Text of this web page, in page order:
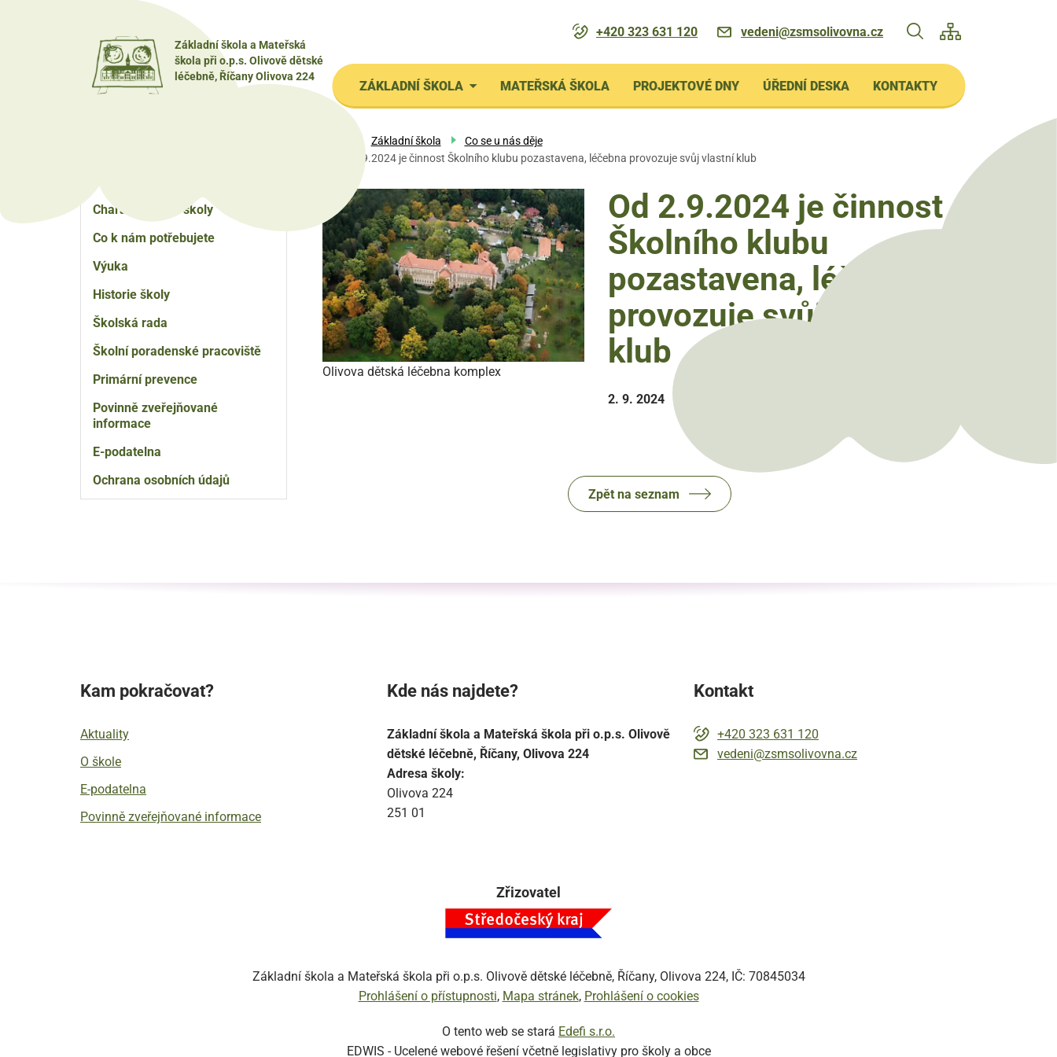
Základní škola a Mateřská
škola při o.p.s. Olivově dětské
léčebně, Říčany Olivova 224
+420 323 631 120 vedeni@zsmsolivovna.cz
Menu
navigace
ZÁKLADNÍ ŠKOLA MATEŘSKÁ ŠKOLA PROJEKTOVÉ DNY ÚŘEDNÍ DESKA KONTAKTY
Charakteristika školy
Co k nám potřebujete
Výuka
Historie školy
Školská rada
Školní poradenské pracoviště
Primární prevence
Povinně zveřejňované
informace
E-podatelna
Ochrana osobních údajů
Základní škola
Co se u nás děje
Od 2.9.2024 je činnost Školního klubu pozastavena, léčebna provozuje svůj vlastní klub
Olivova dětská léčebna komplex
Od 2.9.2024 je činnost
Školního klubu
pozastavena, léčebna
provozuje svůj vlastní
klub
2. 9. 2024
Zpět na seznam
Kam pokračovat?
Aktuality
O škole
E-podatelna
Povinně zveřejňované informace
Kde nás najdete?
Základní škola a Mateřská škola při o.p.s. Olivově
dětské léčebně, Říčany, Olivova 224
Adresa školy:
Olivova 224
251 01
Kontakt
+420 323 631 120
vedeni@zsmsolivovna.cz
Zřizovatel
Základní škola a Mateřská škola při o.p.s. Olivově dětské léčebně, Říčany, Olivova 224, IČ: 70845034
Prohlášení o přístupnosti Mapa stránek Prohlášení o cookies
O tento web se stará Edefi s.r.o.
EDWIS - Ucelené webové řešení včetně legislativy pro školy a obce